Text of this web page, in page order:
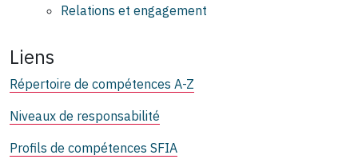
Relations et engagement
Liens
Répertoire de compétences A-Z
Niveaux de responsabilité
Profils de compétences SFIA